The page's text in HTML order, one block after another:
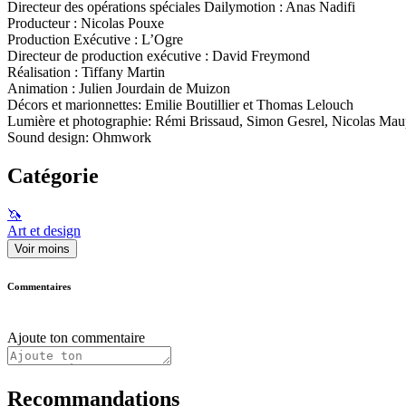
Directeur des opérations spéciales Dailymotion : Anas Nadifi
Producteur : Nicolas Pouxe
Production Exécutive : L’Ogre
Directeur de production exécutive : David Freymond
Réalisation : Tiffany Martin
Animation : Julien Jourdain de Muizon
Décors et marionnettes: Emilie Boutillier et Thomas Lelouch
Lumière et photographie: Rémi Brissaud, Simon Gesrel, Nicolas
Sound design: Ohmwork
Catégorie
🦄
Art et design
Voir moins
Commentaires
Ajoute ton commentaire
Recommandations